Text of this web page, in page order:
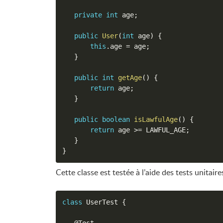
private int age;
public User(int age)
{
this . age = age;
}
public int getAge( )
{
return age;
}
public boolean isLawfulAge( )
{
return age >= LAWFUL_AGE;
}
}
Cette classe est testée à l’aide des tests
class UserTest {